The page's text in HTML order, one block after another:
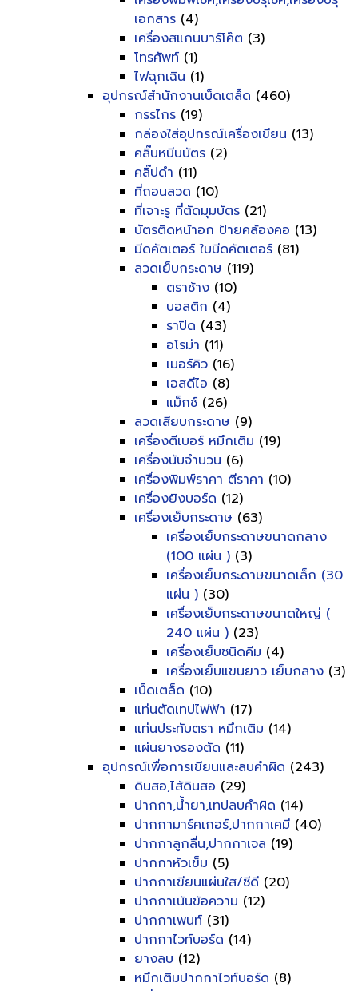
เอกสาร (4)
เครื่องสแกนบาร์โค๊ต (3)
โทรศัพท์ (1)
ไฟฉุกเฉิน (1)
อุปกรณ์สำนักงานเบ็ดเตล็ด (460)
กรรไกร (19)
กล่องใส่อุปกรณ์เครื่องเขียน (13)
คลิ๊บหนีบบัตร (2)
คลิ๊ปดำ (11)
ที่ถอนลวด (10)
ที่เจาะรู ที่ตัดมุมบัตร (21)
บัตรติดหน้าอก ป้ายคล้องคอ (13)
มีดคัตเตอร์ ใบมีดคัตเตอร์ (81)
ลวดเย็บกระดาษ (119)
ตราช้าง (10)
บอสติก (4)
ราปิด (43)
อโรม่า (11)
เมอร์คิว (16)
เอสดีไอ (8)
แม็กซ์ (26)
ลวดเสียบกระดาษ (9)
เครื่องตีเบอร์ หมึกเติม (19)
เครื่องนับจำนวน (6)
เครื่องพิมพ์ราคา ตีราคา (10)
เครื่องยิงบอร์ด (12)
เครื่องเย็บกระดาษ (63)
เครื่องเย็บกระดาษขนาดกลาง
(100 แผ่น ) (3)
เครื่องเย็บกระดาษขนาดเล็ก (30
แผ่น ) (30)
เครื่องเย็บกระดาษขนาดใหญ่ (
240 แผ่น ) (23)
เครื่องเย็บชนิดคีม (4)
เครื่องเย็บแขนยาว เย็บกลาง (3)
เบ็ดเตล็ด (10)
แท่นตัดเทปไฟฟ้า (17)
แท่นประทับตรา หมึกเติม (14)
แผ่นยางรองตัด (11)
อุปกรณ์เพื่อการเขียนและลบคำผิด (243)
ดินสอ,ไส้ดินสอ (29)
ปากกา,น้ำยา,เทปลบคำผิด (14)
ปากกามาร์คเกอร์,ปากกาเคมี (40)
ปากกาลูกลื่น,ปากกาเจล (19)
ปากกาหัวเข็ม (5)
ปากกาเขียนแผ่นใส/ซีดี (20)
ปากกาเน้นข้อความ (12)
ปากกาเพนท์ (31)
ปากกาไวท์บอร์ด (14)
ยางลบ (12)
หมึกเติมปากกาไวท์บอร์ด (8)